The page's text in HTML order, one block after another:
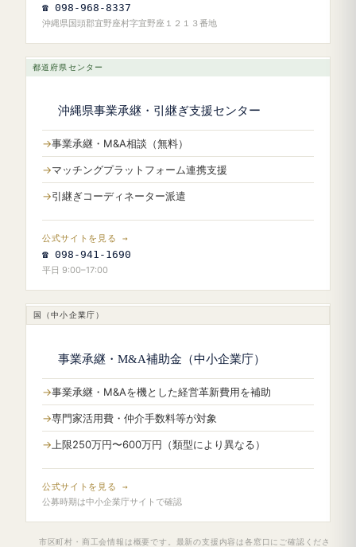
☎ 098-968-8337
沖縄県国頭郡宜野座村字宜野座１２１３番地
都道府県センター
沖縄県事業承継・引継ぎ支援センター
事業承継・M&A相談（無料）
マッチングプラットフォーム連携支援
引継ぎコーディネーター派遣
公式サイトを見る →
☎ 098-941-1690
平日 9:00–17:00
国（中小企業庁）
事業承継・M&A補助金（中小企業庁）
事業承継・M&Aを機とした経営革新費用を補助
専門家活用費・仲介手数料等が対象
上限250万円〜600万円（類型により異なる）
公式サイトを見る →
公募時期は中小企業庁サイトで確認
市区町村・商工会情報は概要です。最新の支援内容は各窓口にご確認くださ